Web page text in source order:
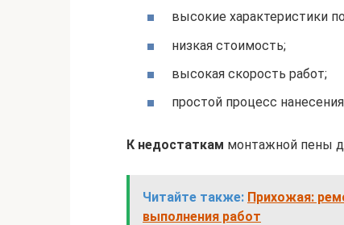
высокие характеристики
низкая стоимость;
высокая скорость работ;
простой процесс
К недостаткам монтажной пены
Читайте также: Прихожая:
выполнения работ